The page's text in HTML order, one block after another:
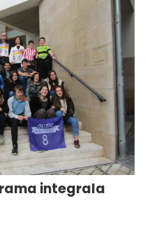
integrala